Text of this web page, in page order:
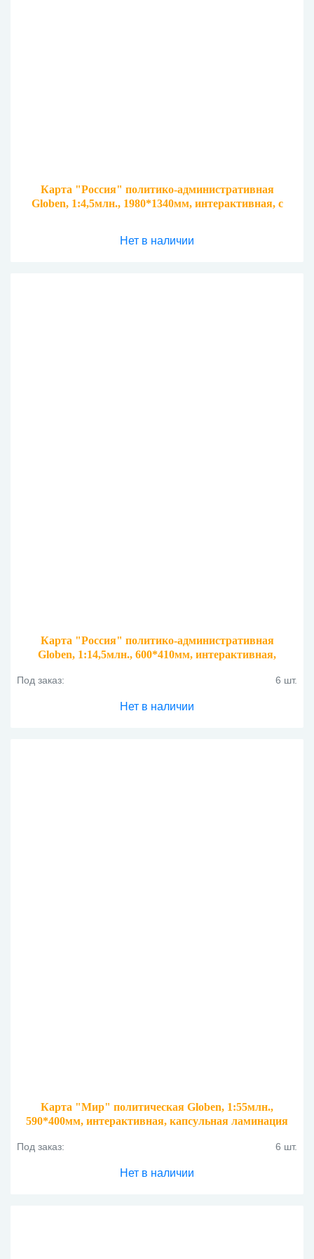
Карта "Россия" политико-административная
Globen, 1:4,5млн., 1980*1340мм, интерактивная, с
Нет в наличии
Карта "Россия" политико-административная
Globen, 1:14,5млн., 600*410мм, интерактивная,
Под заказ: 6 шт.
Нет в наличии
Карта "Мир" политическая Globen, 1:55млн.,
590*400мм, интерактивная, капсульная ламинация
Под заказ: 6 шт.
Нет в наличии